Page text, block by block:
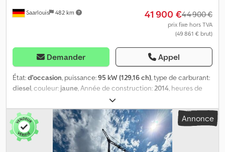
Saarlouis 482 km 41 900 €44 900 €
prix fixe hors TVA
(49 861 € brut)
Demander Appel
État:d'occasion, puissance:95 kW (129,16 ch), type de carburant:
diesel, couleur: jaune, Année de construction:2014, heures de
, Nombre de cylindres: 4 Djdeyc Uwnjpfx
Abxock Poids à vide: 20.500 kg Marque moteur: Liebherr
Annonce